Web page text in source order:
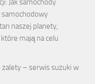
Jak samochody
samochodowy
naszej planety,
mają na celu
– serwis suzuki w